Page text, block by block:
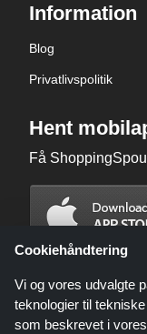
Information
Blog
Privatlivspolitik
Hent
Få
Cookiehåndtering
Vi og vores udvalgte
teknologier til
som beskrevet i vores